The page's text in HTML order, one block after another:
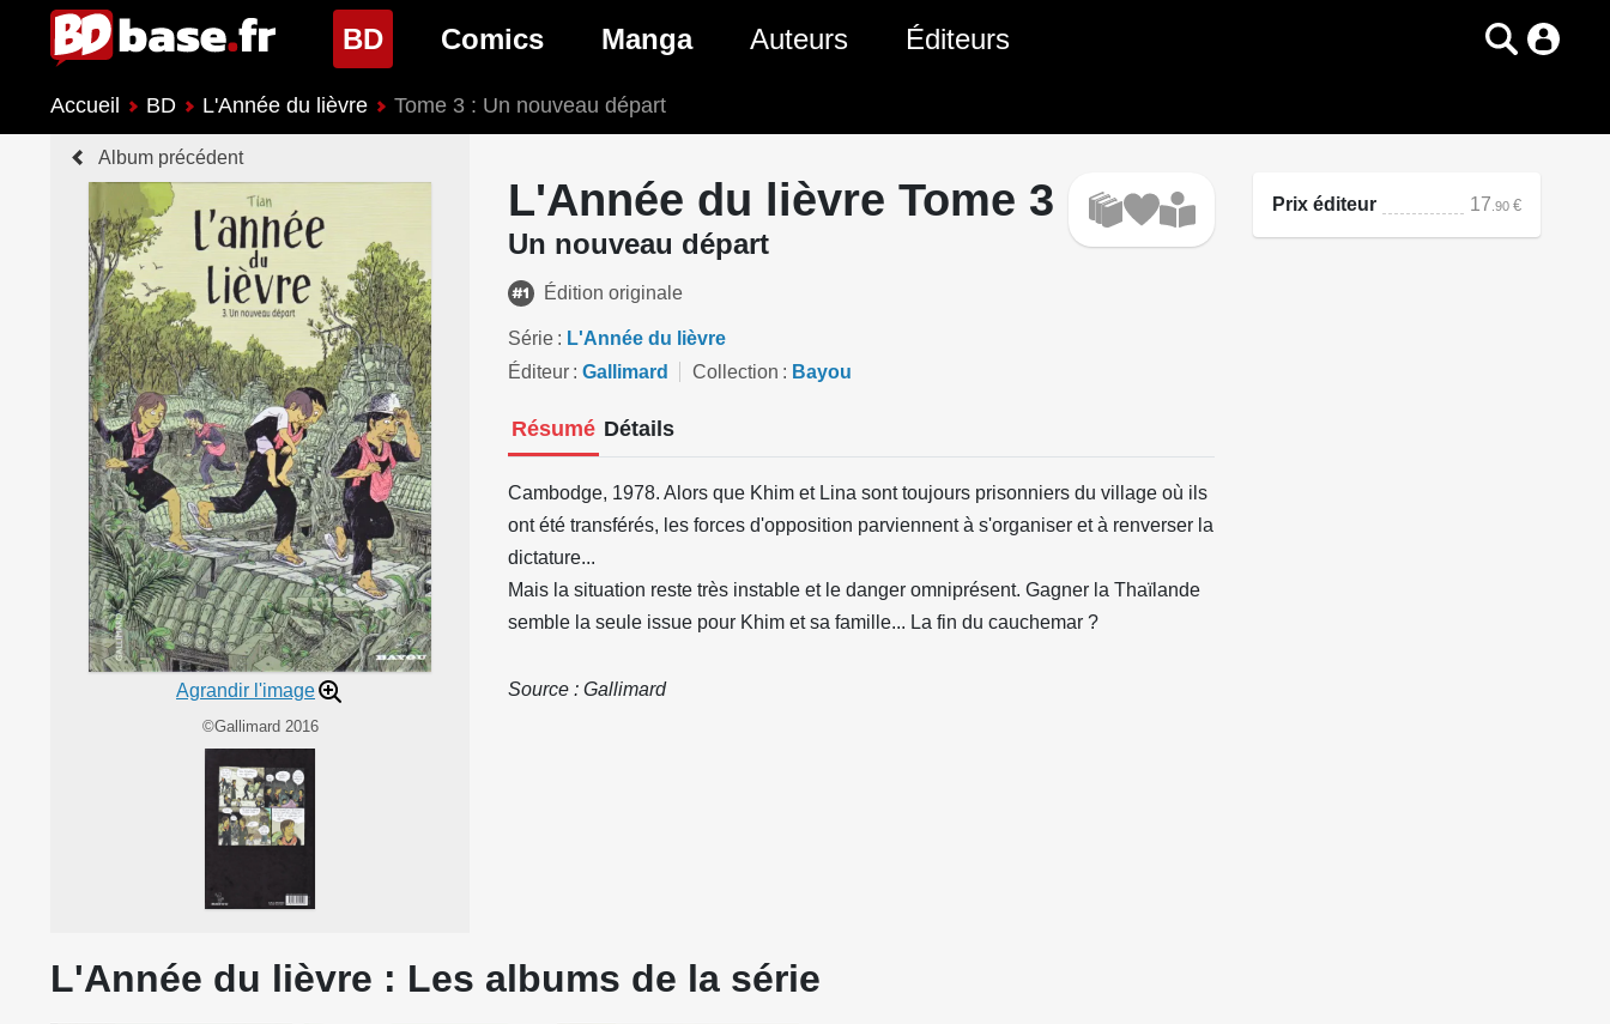
BD(page courante)
Nouveautés BD
Comics
Nouveautés Comics
Genres Comics
Manga
Nouveautés Manga
Genres Manga
Auteurs Éditeurs
Accueil BD L'Année du lièvre Tome 3 : Un nouveau départ
Album précédent
Agrandir l'image
©Gallimard 2016
L'Année du lièvre Tome 3
Un nouveau départ
Édition originale
Série
L'Année du lièvre
Éditeur
Gallimard Collection Bayou
Résumé Détails
Cambodge, 1978. Alors que Khim et Lina sont toujours prisonniers du village où ils
ont été transférés, les forces d'opposition parviennent à s'organiser et à renverser la
dictature...
Mais la situation reste très instable et le danger omniprésent. Gagner la Thaïlande
semble la seule issue pour Khim et sa famille... La fin du cauchemar ?
Source : Gallimard
Prix éditeur 17 .90 €
L'Année du lièvre : Les albums de la série